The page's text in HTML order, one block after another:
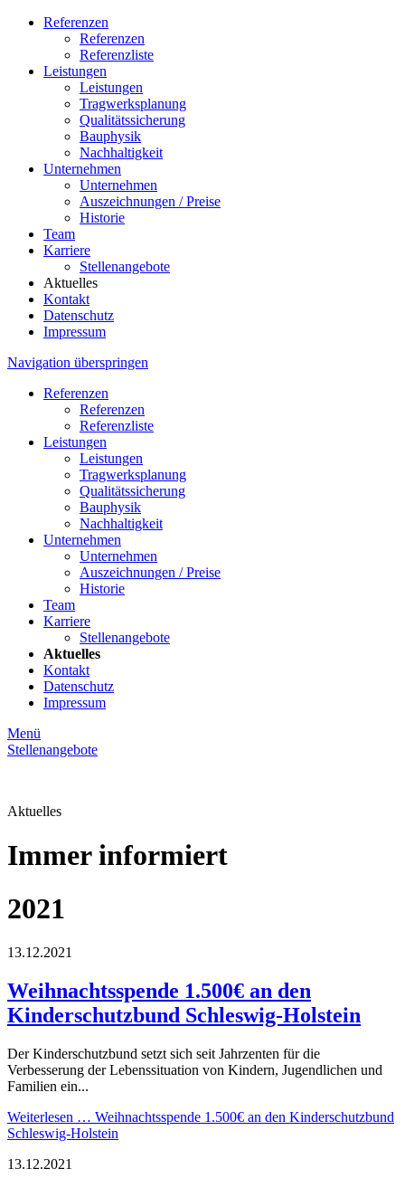
Referenzen
Referenzen
Referenzliste
Leistungen
Leistungen
Tragwerksplanung
Qualitätssicherung
Bauphysik
Nachhaltigkeit
Unternehmen
Unternehmen
Auszeichnungen / Preise
Historie
Team
Karriere
Stellenangebote
Aktuelles
Kontakt
Datenschutz
Impressum
Navigation überspringen
Referenzen
Referenzen
Referenzliste
Leistungen
Leistungen
Tragwerksplanung
Qualitätssicherung
Bauphysik
Nachhaltigkeit
Unternehmen
Unternehmen
Auszeichnungen / Preise
Historie
Team
Karriere
Stellenangebote
Aktuelles
Kontakt
Datenschutz
Impressum
Menü
Stellenangebote
Aktuelles
Immer informiert
2021
13.12.2021
Weihnachtsspende 1.500€ an den
Kinderschutzbund Schleswig-Holstein
Der Kinderschutzbund setzt sich seit Jahrzenten für die
Verbesserung der Lebenssituation von Kindern, Jugendlichen und
Familien ein...
Weiterlesen … Weihnachtsspende 1.500€ an den Kinderschutzbund
Schleswig-Holstein
13.12.2021